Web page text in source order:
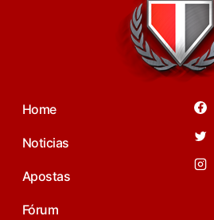
Home
Noticias
Apostas
Fórum